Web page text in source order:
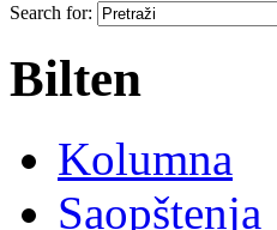
Search for:
Bilten
Kolumna
Saopštenja